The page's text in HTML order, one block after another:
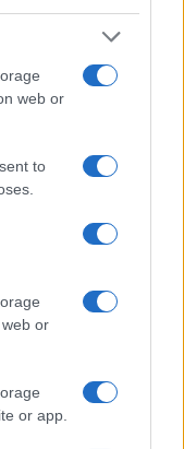
web or
to
or
or app.
case della
politiche